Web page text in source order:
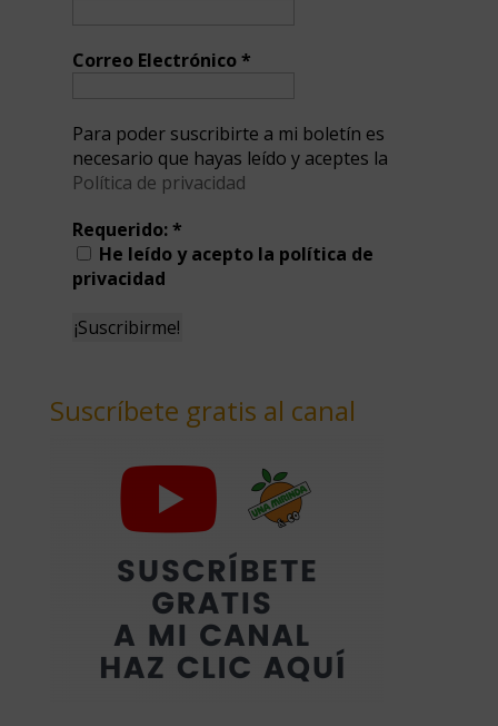
Correo Electrónico*
Para poder suscribirte a mi boletín es
necesario que hayas leído y aceptes la
Política de privacidad
Requerido:*
He leído y acepto la política de
privacidad
Suscríbete gratis al canal